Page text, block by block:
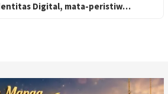
Digital, mata-peristiw…